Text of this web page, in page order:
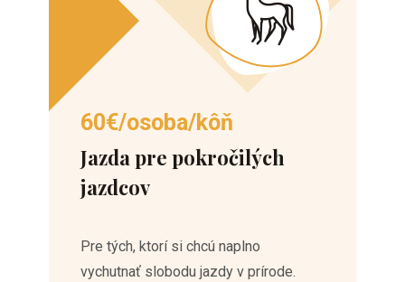
60€/osoba/kôň
Jazda pre pokročilých
jazdcov
Pre tých, ktorí si chcú naplno
vychutnať slobodu jazdy v prírode.